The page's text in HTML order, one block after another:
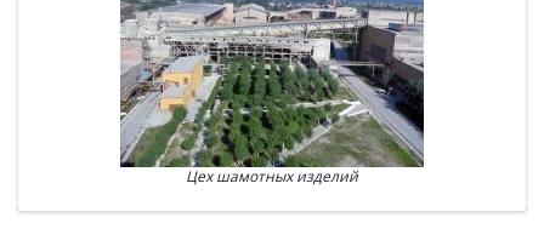
Цех шамотных изделий